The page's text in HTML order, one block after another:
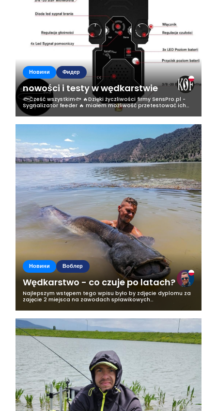
Новини Фидер
nowości i testy w wędkarstwie
🐟Cześć wszystkim🐟 🔥Dzięki życzliwości firmy SensPro.pl -
Sygnalizator feeder 🔥 miałem możliwość przetestować ich
produkt a mianowicie sygnalizator do feedera✅️ 🐟✅️Miałem
dwa tygodnie na testy a...
Новини Воблер
Wędkarstwo - co czuje po latach?
Najlepszym wstępem tego wpisu było by zdjęcie dyplomu za
zajęcie 2 miejsca na zawodach spławikowych
tato, wujek i dziadek od małego...